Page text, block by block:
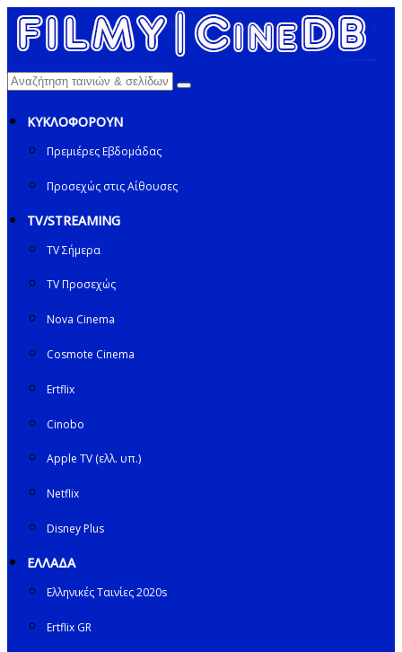
ΚΥΚΛΟΦΟΡΟΥΝ
Πρεμιέρες Εβδομάδας
Προσεχώς στις Αίθουσες
TV/STREAMING
TV Σήμερα
TV Προσεχώς
Nova Cinema
Cosmote Cinema
Ertflix
Cinobo
Apple TV (ελλ. υπ.)
Netflix
Disney Plus
ΕΛΛΑΔΑ
Ελληνικές Ταινίες 2020s
Ertflix GR